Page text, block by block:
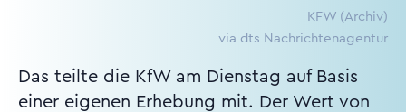
KFW (Archiv)
via dts Nachrichtenagentur
Das teilte die KfW am Dienstag auf Basis
einer eigenen Erhebung mit. Der Wert von